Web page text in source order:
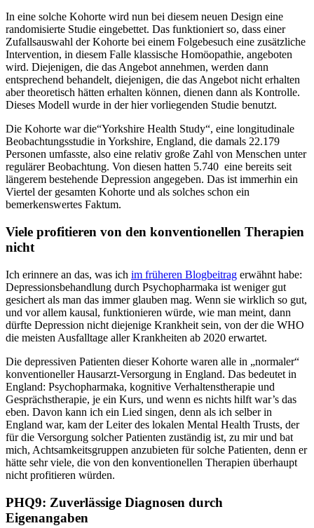
In eine solche Kohorte wird nun bei diesem neuen Design eine
randomisierte Studie eingebettet. Das funktioniert so, dass einer
Zufallsauswahl der Kohorte bei einem Folgebesuch eine zusätzliche
Intervention, in diesem Falle klassische Homöopathie, angeboten
wird. Diejenigen, die das Angebot annehmen, werden dann
entsprechend behandelt, diejenigen, die das Angebot nicht erhalten
aber theoretisch hätten erhalten können, dienen dann als Kontrolle.
Dieses Modell wurde in der hier vorliegenden Studie benutzt.
Die Kohorte war die“Yorkshire Health Study“, eine longitudinale
Beobachtungsstudie in Yorkshire, England, die damals 22.179
Personen umfasste, also eine relativ große Zahl von Menschen unter
regulärer Beobachtung. Von diesen hatten 5.740 eine bereits seit
längerem bestehende Depression angegeben. Das ist immerhin ein
Viertel der gesamten Kohorte und als solches schon ein
bemerkenswertes Faktum.
Viele profitieren von den konventionellen Therapien
nicht
Ich erinnere an das, was ich im früheren Blogbeitrag erwähnt habe:
Depressionsbehandlung durch Psychopharmaka ist weniger gut
gesichert als man das immer glauben mag. Wenn sie wirklich so gut,
und vor allem kausal, funktionieren würde, wie man meint, dann
dürfte Depression nicht diejenige Krankheit sein, von der die WHO
die meisten Ausfalltage aller Krankheiten ab 2020 erwartet.
Die depressiven Patienten dieser Kohorte waren alle in „normaler“
konventioneller Hausarzt-Versorgung in England. Das bedeutet in
England: Psychopharmaka, kognitive Verhaltenstherapie und
Gesprächstherapie, je ein Kurs, und wenn es nichts hilft war’s das
eben. Davon kann ich ein Lied singen, denn als ich selber in
England war, kam der Leiter des lokalen Mental Health Trusts, der
für die Versorgung solcher Patienten zuständig ist, zu mir und bat
mich, Achtsamkeitsgruppen anzubieten für solche Patienten, denn er
hätte sehr viele, die von den konventionellen Therapien überhaupt
nicht profitieren würden.
PHQ9: Zuverlässige Diagnosen durch
Eigenangaben